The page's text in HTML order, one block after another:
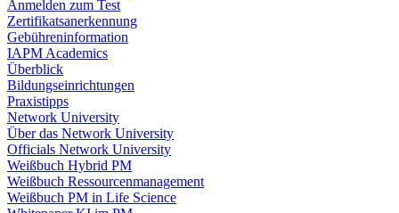
Anmelden zum Test
Zertifikatsanerkennung
Gebühreninformation
IAPM Academics
Überblick
Bildungseinrichtungen
Praxistipps
Network University
Über das Network University
Officials Network University
Weißbuch Hybrid PM
Weißbuch Ressourcenmanagement
Weißbuch PM in Life Science